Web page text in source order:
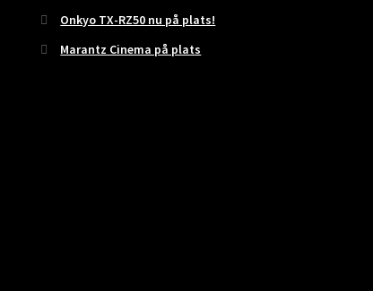
Onkyo TX-RZ50 nu på plats!
Marantz Cinema på plats